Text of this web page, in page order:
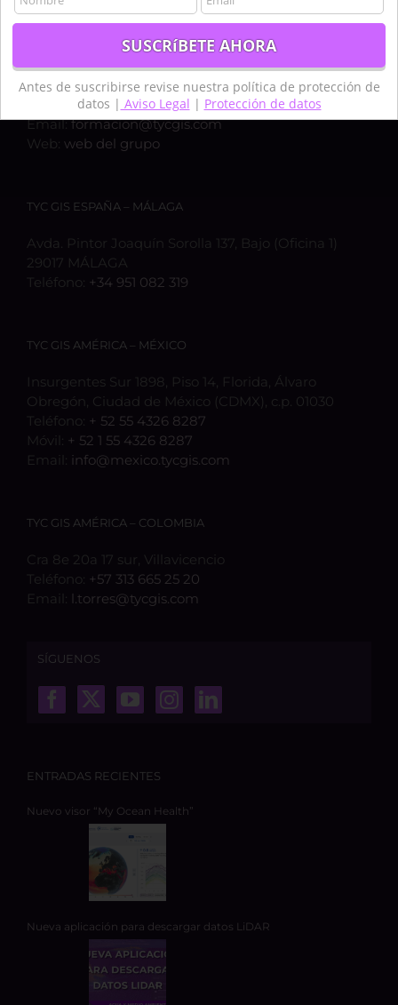
TYC GIS ESPAÑA – MADRID
Calle Bravo Murillo 50, 1ºC,
28003, MADRID
Teléfono:+34 910 325 482
+34 635 619 882
Email:formacion@tycgis.com
Web: web del grupo
TYC GIS ESPAÑA – MÁLAGA
Avda. Pintor Joaquín Sorolla 137, Bajo (Oficina 1)
29017 MÁLAGA
Teléfono: +34 951 082 319
TYC GIS AMÉRICA – MÉXICO
Insurgentes Sur 1898, Piso 14, Florida, Álvaro
Obregón, Ciudad de México (CDMX), c.p. 01030
Teléfono: + 52 55 4326 8287
Móvil: + 52 1 55 4326 8287
Email: info@mexico.tycgis.com
TYC GIS AMÉRICA – COLOMBIA
Cra 8e 20a 17 sur, Villavicencio
Teléfono: +57 313 665 25 20
Email: l.torres@tycgis.com
SÍGUENOS
ENTRADAS RECIENTES
Nuevo visor “My Ocean Health”
Nueva aplicación para descargar datos LiDAR
Antes de suscribirse revise nuestra política de protección de
datos | Aviso Legal | Protección de datos